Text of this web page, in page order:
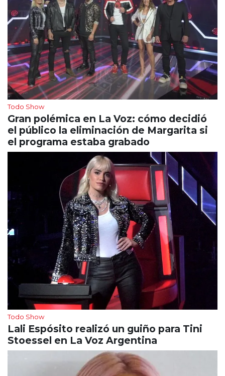
Todo Show
Gran polémica en La Voz: cómo decidió
el público la eliminación de Margarita si
el programa estaba grabado
Todo Show
Lali Espósito realizó un guiño para Tini
Stoessel en La Voz Argentina